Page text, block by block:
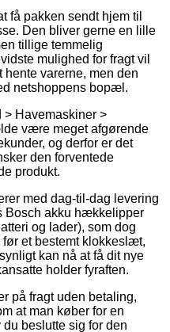
få pakken sendt hjem til
Den bliver gerne en lille
tillige temmelig
mulighed for fragt vil
varerne, men den
netshoppens bopæl.
> Havemaskiner >
være meget afgørende
og derfor er det
den forventede
produkt.
med dag-til-dag levering
Bosch akku hækkelipper
og lader), som dog
et bestemt klokkeslæt,
kan nå at få dit nye
holder fyraften.
på fragt uden betaling,
at man køber for en
beslutte sig for den